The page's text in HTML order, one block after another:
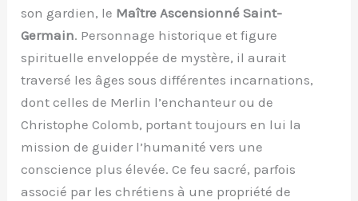
son gardien, le Maître Ascensionné Saint-
Germain. Personnage historique et figure
spirituelle enveloppée de mystère, il aurait
traversé les âges sous différentes incarnations,
dont celles de Merlin l’enchanteur ou de
Christophe Colomb, portant toujours en lui la
mission de guider l’humanité vers une
conscience plus élevée. Ce feu sacré, parfois
associé par les chrétiens à une propriété de